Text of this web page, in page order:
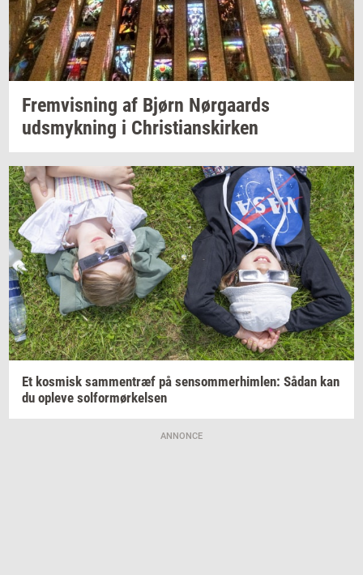
Frem­vis­ning af Bjørn Nør­gaards
udsmyk­ning i Chri­sti­anskir­ken
Et kos­misk sam­men­træf på sen­som­mer­him­len: Sådan kan
du op­le­ve sol­for­mør­kel­sen
ANNONCE